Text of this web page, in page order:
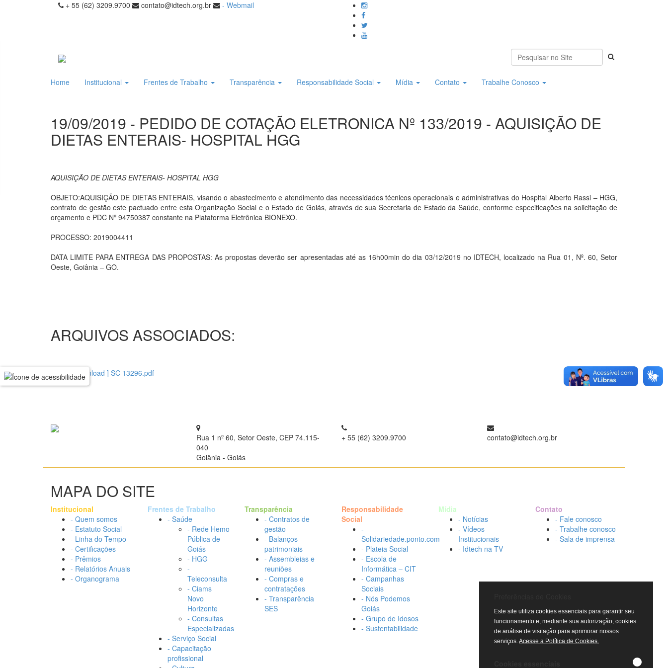
+ 55 (62) 3209.9700 contato@idtech.org.br - Webmail
Home Institucional Frentes de Trabalho Transparência Responsabilidade Social Mídia Contato Trabalhe Conosco
19/09/2019 - PEDIDO DE COTAÇÃO ELETRONICA Nº 133/2019 - AQUISIÇÃO DE
DIETAS ENTERAIS- HOSPITAL HGG
AQUISIÇÃO DE DIETAS ENTERAIS- HOSPITAL HGG
OBJETO:AQUISIÇÃO DE DIETAS ENTERAIS, visando o abastecimento e atendimento das necessidades técnicos operacionais e administrativas do Hospital Alberto Rassi – HGG,
contrato de gestão este pactuado entre esta Organização Social e o Estado de Goiás, através de sua Secretaria de Estado da Saúde, conforme especificações na solicitação de
orçamento e PDC Nº 94750387 constante na Plataforma Eletrônica BIONEXO.
PROCESSO: 2019004411
DATA LIMITE PARA ENTREGA DAS PROPOSTAS: As propostas deverão ser apresentadas até as 16h00min do dia 03/12/2019 no IDTECH, localizado na Rua 01, Nº. 60, Setor
Oeste, Goiânia – GO.
ARQUIVOS ASSOCIADOS:
[ download ] SC 13296.pdf
Rua 1 nº 60, Setor Oeste, CEP 74.115-
040
Goiânia - Goiás
+ 55 (62) 3209.9700 contato@idtech.org.br
MAPA DO SITE
Institucional
- Quem somos
- Estatuto Social
- Linha do Tempo
- Certificações
- Prêmios
- Relatórios Anuais
- Organograma
Frentes de Trabalho
- Saúde
- Rede Hemo
Pública de
Goiás
- HGG
-
Teleconsulta
- Ciams
Novo
Horizonte
- Consultas
Especializadas
- Serviço Social
- Capacitação
profissional
Transparência
- Contratos de
gestão
- Balanços
patrimoniais
- Assembleias e
reuniões
- Compras e
contratações
- Transparência
SES
Responsabilidade
Social
-
Solidariedade.ponto.com
- Plateia Social
- Escola de
Informática – CIT
- Campanhas
Sociais
- Nós Podemos
Goiás
- Grupo de Idosos
- Sustentabilidade
Mídia
- Notícias
- Vídeos
Institucionais
- Idtech na TV
Contato
- Fale conosco
- Trabalhe conosco
- Sala de imprensa
Este site utiliza cookies essenciais para garantir seu
funcionamento e, mediante sua autorização, cookies
de análise de visitação para aprimorar nossos
serviços.Acesse a Política de Cookies.